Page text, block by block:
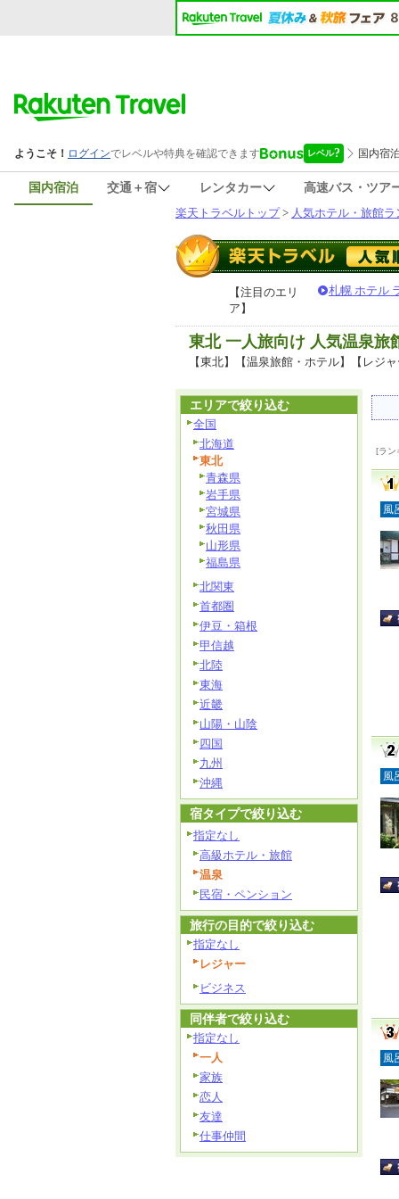
国内宿泊 交通＋宿 レンタカー
高速バス・ツア
楽天トラベルトップ> 人気ホテル・旅館ラ
【注目のエリ
ア】
札幌 ホテル
東北 一人旅向け 人気温泉旅
【東北】【温泉旅館・ホテル】【レジ
[ラン
風
風
風
エリアで絞り込む
全国
北海道
東北
青森県
岩手県
宮城県
秋田県
山形県
福島県
北関東
首都圏
伊豆・箱根
甲信越
北陸
東海
近畿
山陽・山陰
四国
九州
沖縄
宿タイプで絞り込む
指定なし
高級ホテル・旅館
温泉
民宿・ペンション
旅行の目的で絞り込む
指定なし
レジャー
ビジネス
同伴者で絞り込む
指定なし
一人
家族
恋人
友達
仕事仲間